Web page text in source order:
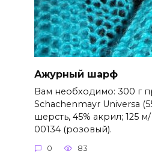
Ажурный шарф
Вам необходимо: 300 г
Schachenmayr Universa
шерсть, 45% акрил; 125
00134 (розовый).
0 83